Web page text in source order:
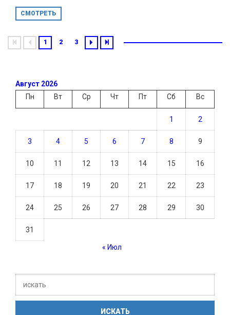
СМОТРЕТЬ
1 2 3
Август 2026
Пн
Вт Ср Чт Пт Сб Вс
1 2
3 4 5 6 7 8 9
10 11 12 13 14 15 16
17 18 19 20 21 22 23
24 25 26 27 28 29 30
31
« Июл